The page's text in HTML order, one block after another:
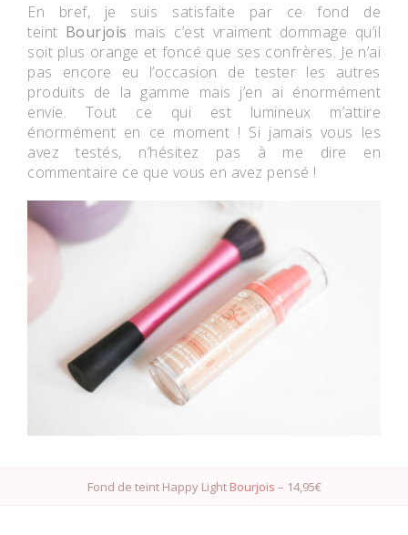
En bref, je suis satisfaite par ce fond de
teint Bourjois mais c’est vraiment dommage qu’il
soit plus orange et foncé que ses confrères. Je n’ai
pas encore eu l’occasion de tester les autres
produits de la gamme mais j’en ai énormément
envie. Tout ce qui est lumineux m’attire
énormément en ce moment ! Si jamais vous les
avez testés, n’hésitez pas à me dire en
commentaire ce que vous en avez pensé !
Fond de teint Happy Light Bourjois – 14,95€